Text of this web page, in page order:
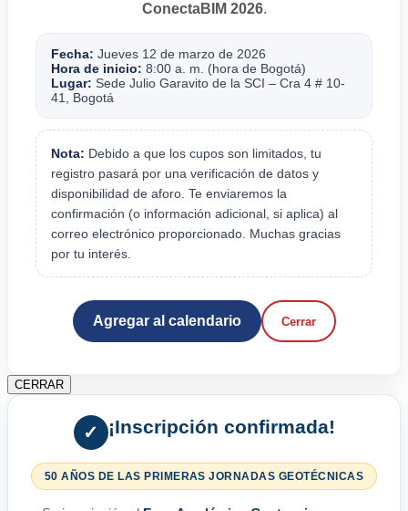
ConectaBIM 2026.
Fecha: Jueves 12 de marzo de 2026
Hora de inicio: 8:00 a. m. (hora de Bogotá)
Lugar: Sede Julio Garavito de la SCI – Cra 4 # 10-
41, Bogotá
Nota: Debido a que los cupos son limitados, tu
registro pasará por una verificación de datos y
disponibilidad de aforo. Te enviaremos la
confirmación (o información adicional, si aplica) al
correo electrónico proporcionado. Muchas gracias
por tu interés.
Agregar al calendario Cerrar
CERRAR
✓ ¡Inscripción confirmada!
50 AÑOS DE LAS PRIMERAS JORNADAS GEOTÉCNICAS